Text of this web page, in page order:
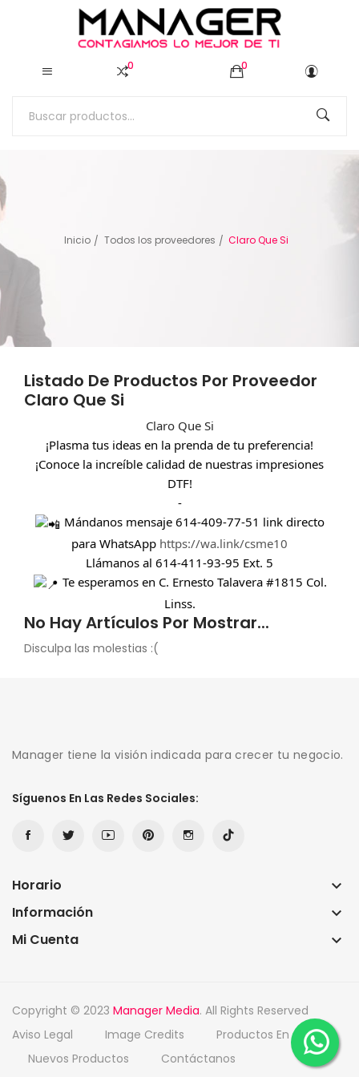
0 0
Inicio Todos los proveedores Claro Que Si
Listado De Productos Por Proveedor
Claro Que Si
Claro Que Si
¡Plasma tus ideas en la prenda de tu preferencia!
¡Conoce la increíble calidad de nuestras impresiones
DTF!
-
Mándanos mensaje 614-409-77-51 link directo
para WhatsApp https://wa.link/csme10
Llámanos al 614-411-93-95 Ext. 5
Te esperamos en C. Ernesto Talavera #1815 Col.
Linss.
No Hay Artículos Por Mostrar...
Disculpa las molestias :(
Manager tiene la visión indicada para crecer tu negocio.
Síguenos En Las Redes Sociales:
Horario keyboard_arrow_down
Información keyboard_arrow_down
Mi Cuenta keyboard_arrow_down
Copyright © 2023 Manager Media. All Rights Reserved
Aviso Legal
Image Credits
Productos En Oferta
Nuevos Productos
Contáctanos